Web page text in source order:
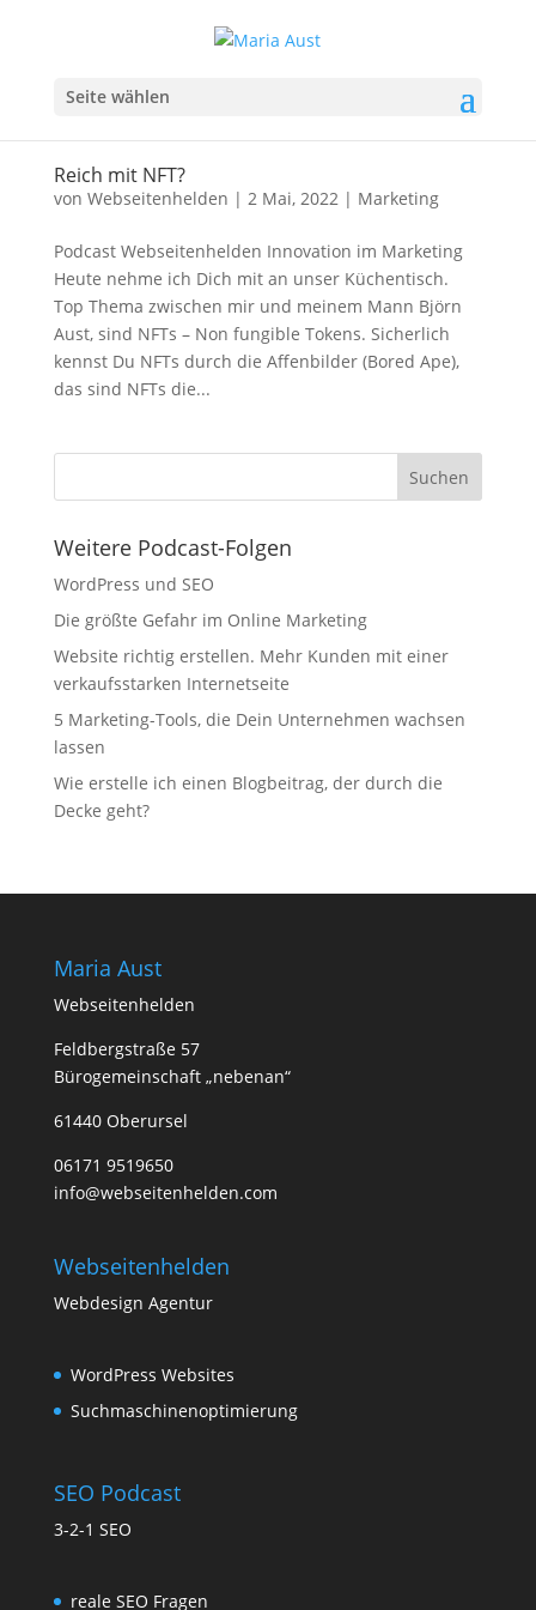
Seite wählen
Reich mit NFT?
von Webseitenhelden | 2 Mai, 2022| Marketing
Podcast Webseitenhelden Innovation im Marketing
Heute nehme ich Dich mit an unser Küchentisch.
Top Thema zwischen mir und meinem Mann Björn
Aust, sind NFTs – Non fungible Tokens. Sicherlich
kennst Du NFTs durch die Affenbilder (Bored Ape),
das sind NFTs die...
Weitere Podcast-Folgen
WordPress und SEO
Die größte Gefahr im Online Marketing
Website richtig erstellen. Mehr Kunden mit einer
verkaufsstarken Internetseite
5 Marketing-Tools, die Dein Unternehmen wachsen
lassen
Wie erstelle ich einen Blogbeitrag, der durch die
Decke geht?
Maria Aust
Webseitenhelden
Feldbergstraße 57
Bürogemeinschaft „nebenan“
61440 Oberursel
06171 9519650
info@webseitenhelden.com
Webseitenhelden
Webdesign Agentur
WordPress Websites
Suchmaschinenoptimierung
SEO Podcast
3-2-1 SEO
reale SEO Fragen